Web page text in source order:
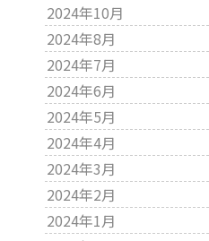
2024年10月
2024年8月
2024年7月
2024年6月
2024年5月
2024年4月
2024年3月
2024年2月
2024年1月